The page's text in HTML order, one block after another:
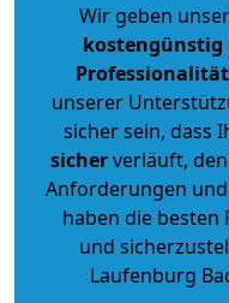
Wir geben
kostengünstig
Professionalität
unserer
sicher sein, dass
sicherverläuft,
Anforderungen
haben die besten
und
Laufenburg